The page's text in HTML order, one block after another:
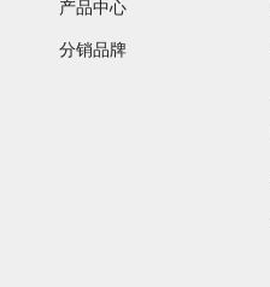
产品中心
分销品牌